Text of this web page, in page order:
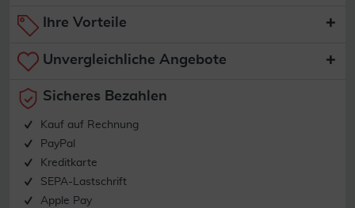
Ihre Vorteile
Unvergleichliche Angebote
Sicheres Bezahlen
Kauf auf Rechnung
PayPal
Kreditkarte
SEPA-Lastschrift
Apple Pay